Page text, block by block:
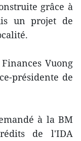
grâce à
un projet de
Vuong
présidente de
à la BM
de l'IDA